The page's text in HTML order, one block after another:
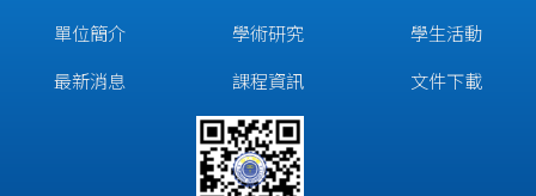
單位簡介
最新消息
學術研究
課程資訊
學生活動
文件下載